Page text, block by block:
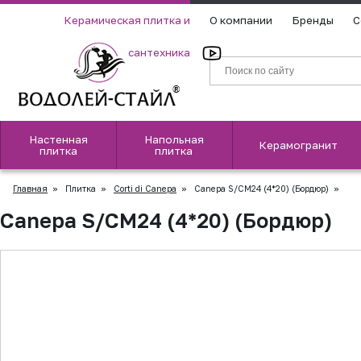
Керамическая плитка и
сантехника
О компании Бренды
Настенная
плитка
Напольная
плитка
Керамогранит
Главная » Плитка » Corti di Canepa » Canepa S/CM24 (4*20) (Бордюр) »
Canepa S/CM24 (4*20) (Бордюр)